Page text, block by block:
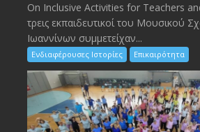
On Inclusive Activities for Teachers
τρεις εκπαιδευτικοί του Μουσικού
Ιωαννίνων συμμετείχαν...
Ενδιαφέρουσες Ιστορίες Επικαιρότητα